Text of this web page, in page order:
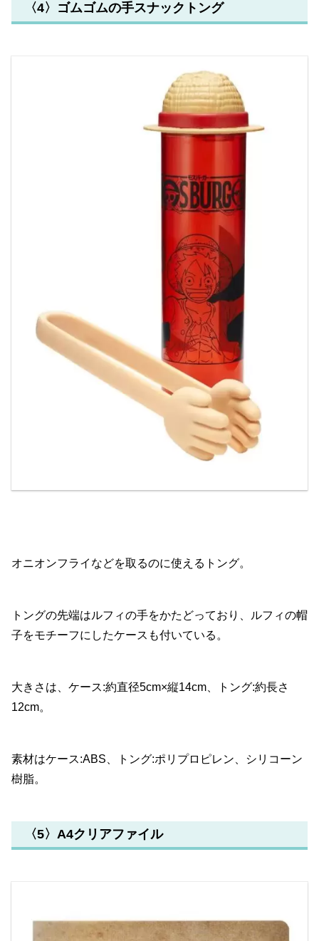
〈4〉ゴムゴムの手スナックトング
オニオンフライなどを取るのに使えるトング。
トングの先端はルフィの手をかたどっており、ルフィの帽
子をモチーフにしたケースも付いている。
大きさは、ケース:約直径5cm×縦14cm、トング:約長さ
12cm。
素材はケース:ABS、トング:ポリプロピレン、シリコーン
樹脂。
〈5〉A4クリアファイル